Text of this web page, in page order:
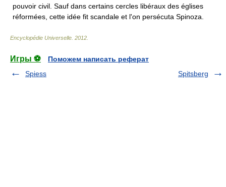
pouvoir civil. Sauf dans certains cercles libéraux des églises
réformées, cette idée fit scandale et l'on persécuta Spinoza.
Encyclopédie Universelle 2012
Игры ⚽
Поможем написать реферат
Spiess
Spitsberg